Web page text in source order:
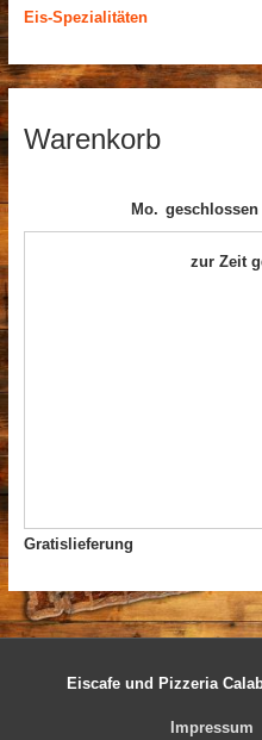
Eis-Spezialitäten
Warenkorb
Mo. geschlossen
zur Zeit
Gratislieferung
Eiscafe und Pizzeria
Impressum